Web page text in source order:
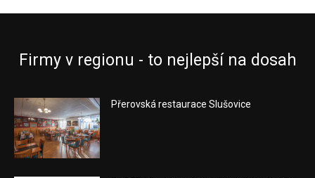
Firmy v regionu - to nejlepší na dosah
Přerovská restaurace Slušovice